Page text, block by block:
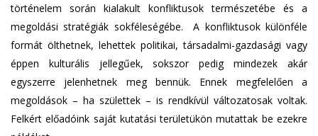
történelem során kialakult konfliktusok természetébe és a
megoldási stratégiák sokféleségébe. A konfliktusok különféle
formát ölthetnek, lehettek politikai, társadalmi-gazdasági vagy
éppen kulturális jellegűek, sokszor pedig mindezek akár
egyszerre jelenhetnek meg bennük. Ennek megfelelően a
megoldások – ha születtek – is rendkívül változatosak voltak.
Felkért előadóink saját kutatási területükön mutattak be ezekre